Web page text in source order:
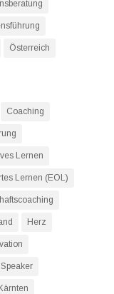
Österreich
Coaching
Lernen
Lernen (EOL)
Herz